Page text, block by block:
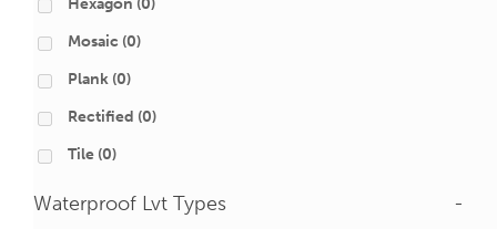
Mosaic (0)
Plank (0)
Rectified (0)
Tile (0)
Waterproof Lvt Types -